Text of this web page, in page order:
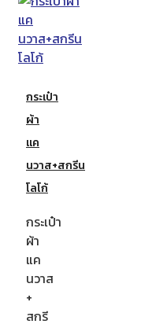
กระเป๋า
ผ้า
แค
นวาส+สกรีน
โลโก้
กระเป๋า
ผ้า
แค
นวาส
+
สกรี